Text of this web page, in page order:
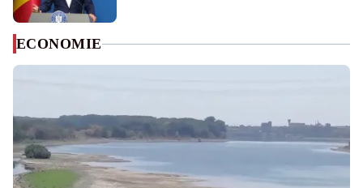
ECONOMIE